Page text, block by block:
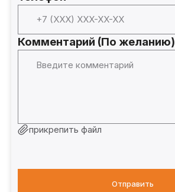
Комментарий (По желанию)
прикрепить файл
Отправить